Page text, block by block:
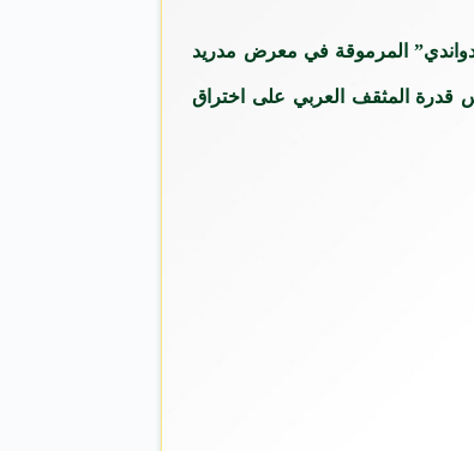
المرموقة في معرض مدريد
قدرة المثقف العربي على اختراق